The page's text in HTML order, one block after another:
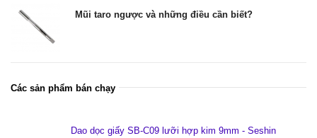
Mũi taro ngược và những điều cần biết?
Các sản phẩm bán chạy
Dao dọc giấy SB-C09 lưỡi hợp kim 9mm - Seshin